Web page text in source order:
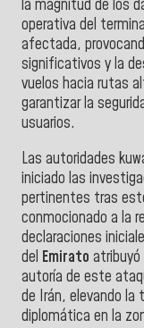
la magnitud de los
operativa del
afectada,
significativos y la
vuelos hacia rutas
garantizar la
usuarios.
Las autoridades
iniciado las
pertinentes tras
conmocionado a la
declaraciones
del Emirato
autoría de este
de Irán, elevando la
diplomática en la